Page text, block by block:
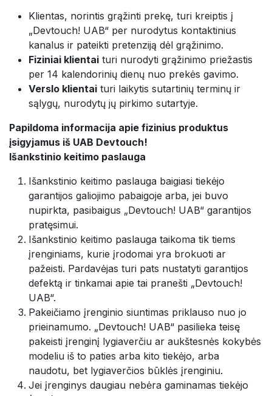
Klientas, norintis grąžinti prekę, turi kreiptis į
„Devtouch! UAB“ per nurodytus kontaktinius
kanalus ir pateikti pretenziją dėl grąžinimo.
Fiziniai klientai turi nurodyti grąžinimo priežastis
per 14 kalendorinių dienų nuo prekės gavimo.
Verslo klientai turi laikytis sutartinių terminų ir
sąlygų, nurodytų jų pirkimo sutartyje.
Papildoma informacija apie fizinius produktus
įsigyjamus iš UAB Devtouch!
Išankstinio keitimo paslauga
Išankstinio keitimo paslauga baigiasi tiekėjo
garantijos galiojimo pabaigoje arba, jei buvo
nupirkta, pasibaigus „Devtouch! UAB“ garantijos
pratęsimui.
Išankstinio keitimo paslauga taikoma tik tiems
įrenginiams, kurie įrodomai yra brokuoti ar
pažeisti. Pardavėjas turi pats nustatyti garantijos
defektą ir tinkamai apie tai pranešti „Devtouch!
UAB“.
Pakeičiamo įrenginio siuntimas priklauso nuo jo
prieinamumo. „Devtouch! UAB“ pasilieka teisę
pakeisti įrenginį lygiaverčiu ar aukštesnės kokybės
modeliu iš to paties arba kito tiekėjo, arba
naudotu, bet lygiaverčios būklės įrenginiu.
Jei įrenginys daugiau nebėra gaminamas tiekėjo